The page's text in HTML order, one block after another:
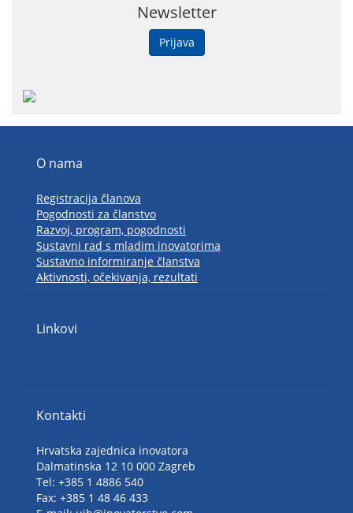
Newsletter
Prijava
O nama
Registracija članova
Pogodnosti za članstvo
Razvoj, program, pogodnosti
Sustavni rad s mladim inovatorima
Sustavno informiranje članstva
Aktivnosti, očekivanja, rezultati
Linkovi
Kontakti
Hrvatska zajednica inovatora
Dalmatinska 12 10 000 Zagreb
Tel: +385 1 4886 540
Fax: +385 1 48 46 433